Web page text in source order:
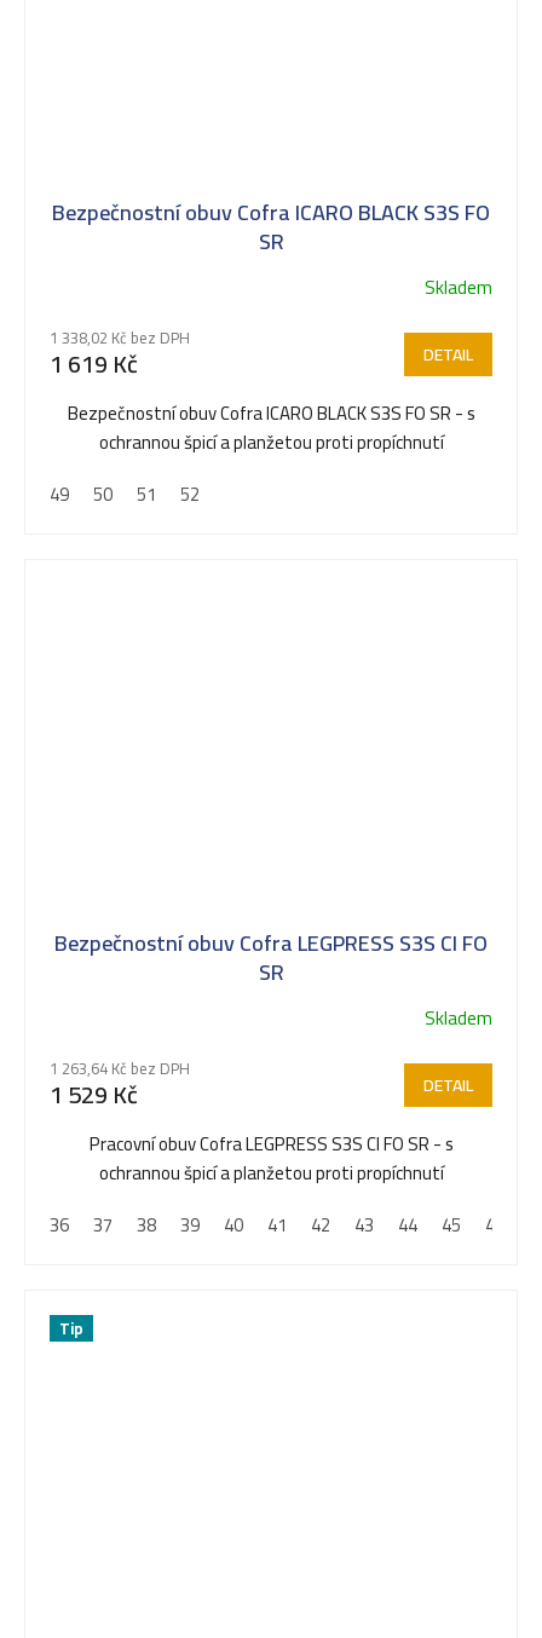
Bezpečnostní obuv Cofra ICARO BLACK S3S FO
SR
Skladem
1 338,02 Kč bez DPH
1 619 Kč DETAIL
Bezpečnostní obuv Cofra ICARO BLACK S3S FO SR - s
ochrannou špicí a planžetou proti propíchnutí
49
50 51 52
Bezpečnostní obuv Cofra LEGPRESS S3S CI FO
SR
Skladem
1 263,64 Kč bez DPH
1 529 Kč DETAIL
Pracovní obuv Cofra LEGPRESS S3S CI FO SR - s
ochrannou špicí a planžetou proti propíchnutí
36
37 38 39 40 41 42 43 44 45 46
Tip